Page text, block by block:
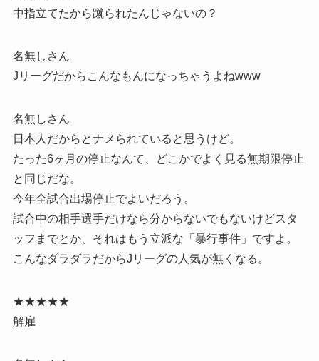
中指立てたから蹴られたんじゃないの？
名無しさん
Jリーグだからこんなもんになっちゃうよねwww
名無しさん
日本人だからとナメられていると思うけど。
たった6ヶ月の停止なんて、どこかでよく見る無期限停止
と同じだな。
今年全試合出場停止でよいだろう。
試合中の相手選手だけなら分からないでもないけどスタ
ッフまでとか、それはもう立派な「暴行事件」ですよ。
こんなダラダラだからJリーグの人気が無くなる。
★★★★★
解雇